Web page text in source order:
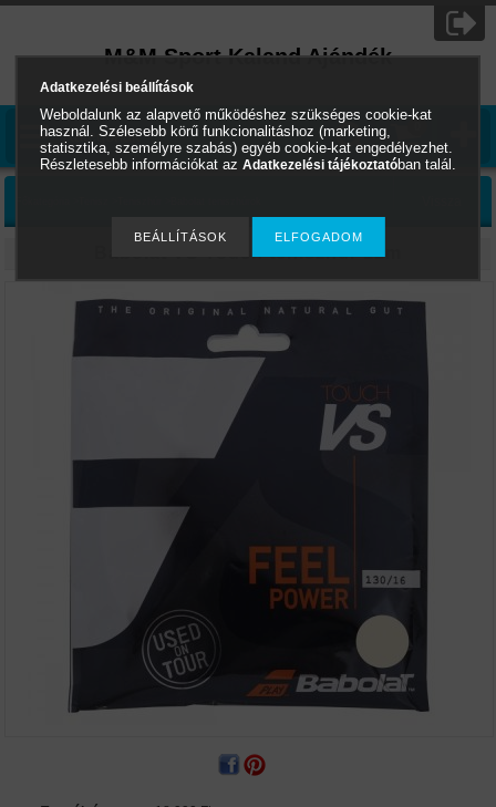
M&M Sport Kaland Ajándék
Kategóriák
Babolat VS Touch teniszhúr 12m
Adatkezelési beállítások
Weboldalunk az alapvető működéshez szükséges cookie-kat
használ. Szélesebb körű funkcionalitáshoz (marketing,
statisztika, személyre szabás) egyéb cookie-kat engedélyezhet.
Részletesebb információkat az Adatkezelési tájékoztatóban talál.